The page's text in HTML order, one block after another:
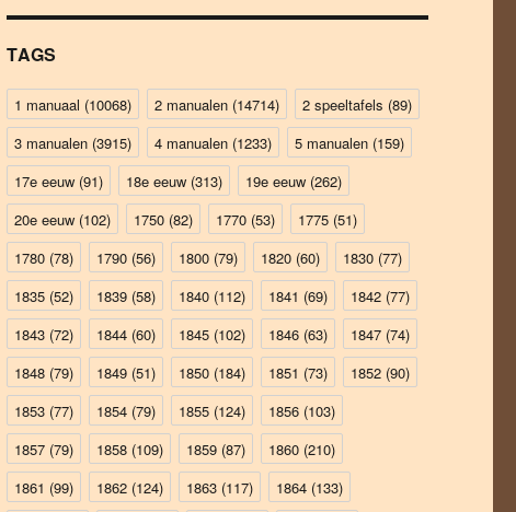
TAGS
1 manuaal (10068) 2 manualen (14714) 2 speeltafels (89)
3 manualen (3915) 4 manualen (1233) 5 manualen (159)
17e eeuw (91) 18e eeuw (313) 19e eeuw (262)
20e eeuw (102) 1750 (82) 1770 (53) 1775 (51)
1780 (78) 1790 (56) 1800 (79) 1820 (60) 1830 (77)
1835 (52) 1839 (58) 1840 (112) 1841 (69) 1842 (77)
1843 (72) 1844 (60) 1845 (102) 1846 (63) 1847 (74)
1848 (79) 1849 (51) 1850 (184) 1851 (73) 1852 (90)
1853 (77) 1854 (79) 1855 (124) 1856 (103)
1857 (79) 1858 (109) 1859 (87) 1860 (210)
1861 (99) 1862 (124) 1863 (117) 1864 (133)